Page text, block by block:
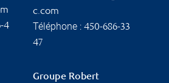
4
c.com
Téléphone : 450-686-33
47
Groupe Robert